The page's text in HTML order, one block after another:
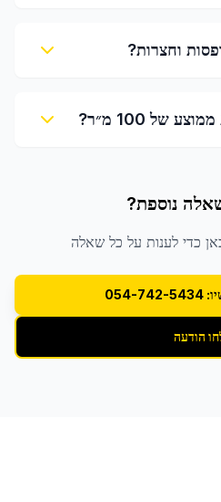
וחצרות?
של 100 מ״ר?
נוספת?
כדי לענות על כל שאלה
הודעה